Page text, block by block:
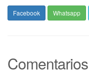
Facebook Whatsapp